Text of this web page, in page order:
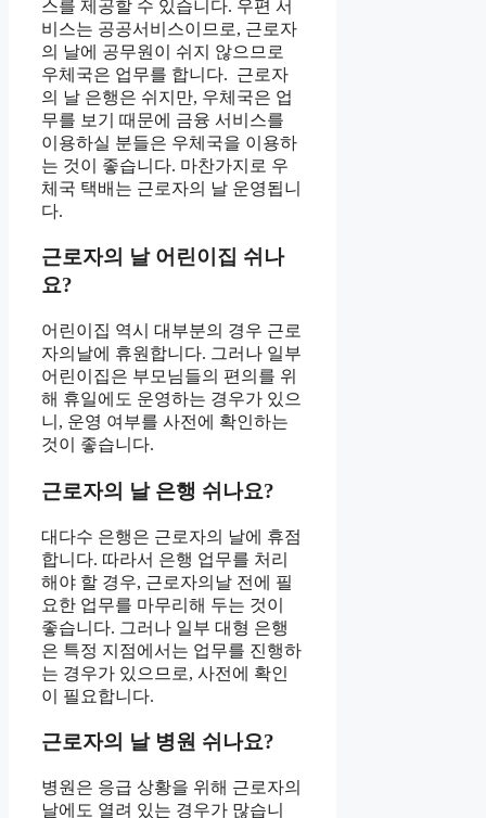
스를 제공할 수 있습니다. 우편 서
비스는 공공서비스이므로, 근로자
의 날에 공무원이 쉬지 않으므로
우체국은 업무를 합니다. 근로자
의 날 은행은 쉬지만, 우체국은 업
무를 보기 때문에 금융 서비스를
이용하실 분들은 우체국을 이용하
는 것이 좋습니다. 마찬가지로 우
체국 택배는 근로자의 날 운영됩니
다.
근로자의 날 어린이집 쉬나
요?
어린이집 역시 대부분의 경우 근로
자의날에 휴원합니다. 그러나 일부
어린이집은 부모님들의 편의를 위
해 휴일에도 운영하는 경우가 있으
니, 운영 여부를 사전에 확인하는
것이 좋습니다.
근로자의 날 은행 쉬나요?
대다수 은행은 근로자의 날에 휴점
합니다. 따라서 은행 업무를 처리
해야 할 경우, 근로자의날 전에 필
요한 업무를 마무리해 두는 것이
좋습니다. 그러나 일부 대형 은행
은 특정 지점에서는 업무를 진행하
는 경우가 있으므로, 사전에 확인
이 필요합니다.
근로자의 날 병원 쉬나요?
병원은 응급 상황을 위해 근로자의
날에도 열려 있는 경우가 많습니